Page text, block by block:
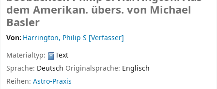
dem Amerikan. übers. von Michael
Basler
Von: Harrington, Philip S [Verfasser]
Materialtyp:
Text
Sprache: Deutsch Originalsprache: Englisch
Reihen: Astro-Praxis